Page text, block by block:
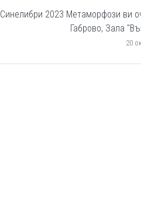
Синелибри 2023 Метаморфози ви
Габрово, Зала
20